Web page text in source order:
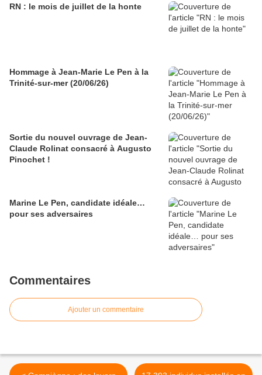
RN : le mois de juillet de la honte
Hommage à Jean-Marie Le Pen à la
Trinité-sur-mer (20/06/26)
Sortie du nouvel ouvrage de Jean-
Claude Rolinat consacré à Augusto
Pinochet !
Marine Le Pen, candidate idéale…
pour ses adversaires
Commentaires
Ajouter un commentaire